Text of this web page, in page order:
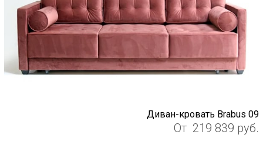
Диван-кровать Brabus 09
От 219 839 руб.